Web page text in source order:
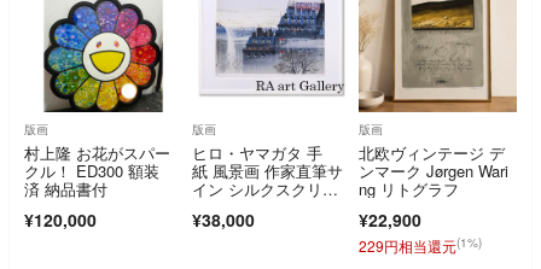
版画
村上隆 お花がスパー
クル！ ED300 額装
済 納品書付
¥120,000
版画
ヒロ・ヤマガタ 手
紙 風景画 作家直筆サ
イン シルクスクリー
並 霧 版画作品 絵
¥38,000
版画
北欧ヴィンテージ デ
ンマーク Jørgen Wari
ng リトグラフ
¥22,900
229円相当還元(1%)